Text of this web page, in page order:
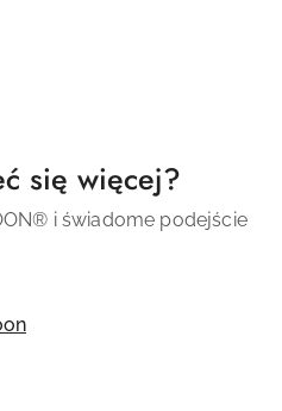
się więcej?
i świadome podejście